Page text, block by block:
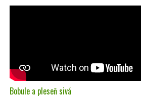
Bobule a pleseň sivá